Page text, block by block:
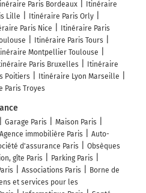
Extérieur
Boulevard Périphérique.
mètres
de La Vaulx sur 500 mètres
Paris Bordeaux
Itinéraire
Lille
Itinéraire Paris Orly
Paris Nice
Itinéraire Paris
Itinéraire Paris Tours
Montpellier Toulouse
Paris Bruxelles
Itinéraire
Poitiers
Itinéraire Lyon Marseille
Paris Troyes
Garage Paris
Maison Paris
Agence immobilière Paris
Auto-
d'assurance Paris
Obsèques
gîte Paris
Parking Paris
Associations Paris
Borne de
et services pour les